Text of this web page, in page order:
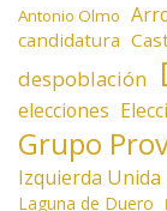
Antonio Olmo
candidatura
despoblación
elecciones
Grupo
Izquierda Unida
Laguna de Duero